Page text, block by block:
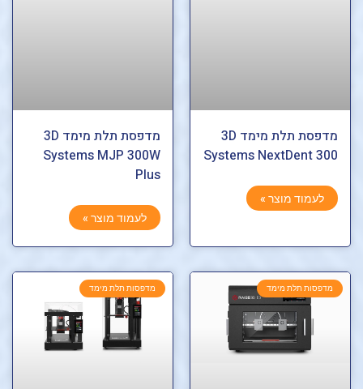
מדפסת תלת מימד 3D
Systems NextDent 300
לעמוד מוצר »
מדפסת תלת מימד 3D
Systems MJP 300W
Plus
לעמוד מוצר »
מדפסות תלת מימד מדפסות תלת מימד